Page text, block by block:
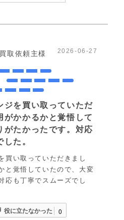
買取依頼主様 2026-06-27
ジを買い取っていただ
がかかるかと覚悟して
がたかったです。対応
た。
買い取っていただきまし
と覚悟していたので、大変
応も丁寧でスムーズでし
役に立たなかった 0